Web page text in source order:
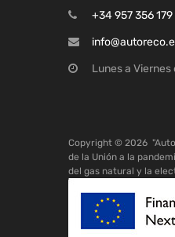
+34 957 356 179
Lunes a
Copyright © 2026
de la Unión a la
del gas natural y la